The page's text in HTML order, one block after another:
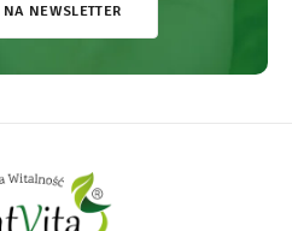
NEWSLETTER